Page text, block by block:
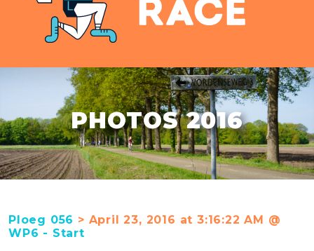
PHOTOS 2016
Ploeg 056 > April 23, 2016 at 3:16:22 AM @
WP6 - Start